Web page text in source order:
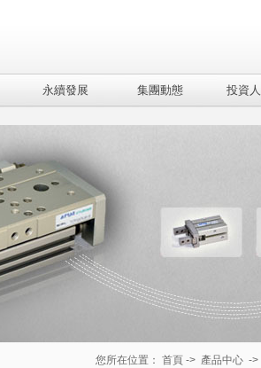
永續發展 集團動態 投資
您所在位置： 首頁-> 產品中心-